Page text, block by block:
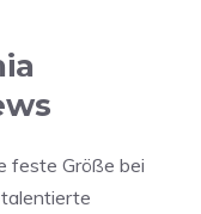
feste Größe bei